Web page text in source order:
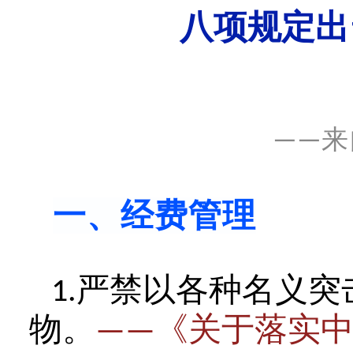
八项规定
——来
一、经费管理
1.严禁以各种名义
物。
——
《关于落实